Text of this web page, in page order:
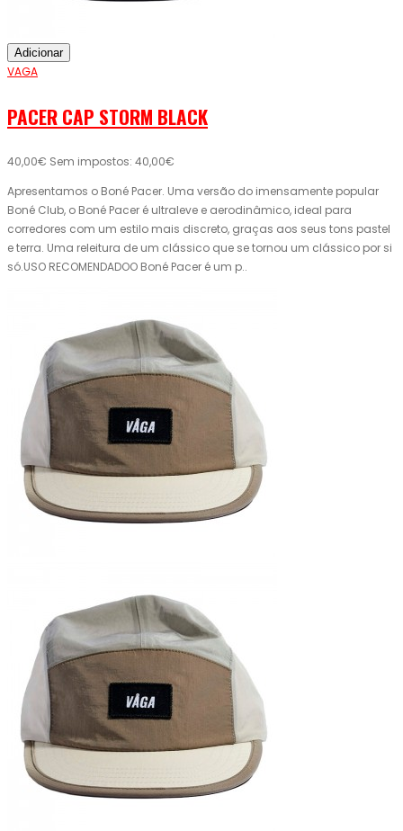
Adicionar
VAGA
PACER CAP STORM BLACK
40,00€ Sem impostos: 40,00€
Apresentamos o Boné Pacer. Uma versão do imensamente popular
Boné Club, o Boné Pacer é ultraleve e aerodinâmico, ideal para
corredores com um estilo mais discreto, graças aos seus tons pastel
e terra. Uma releitura de um clássico que se tornou um clássico por si
só.USO RECOMENDADOO Boné Pacer é um p..